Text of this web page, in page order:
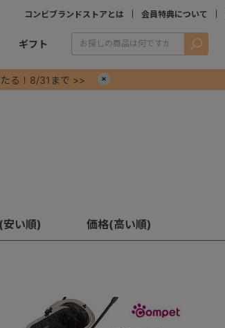
コンビブランドストアとは 会員特典について
ギフト 検索
る！8/31まで >>
い順) 価格(高い順)